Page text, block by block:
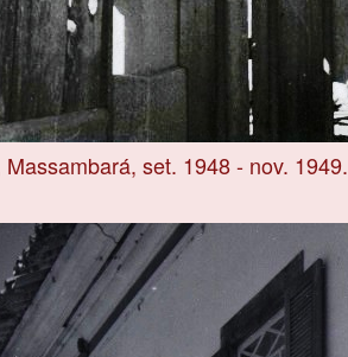
set. 1948 - nov. 1949.